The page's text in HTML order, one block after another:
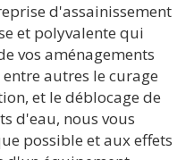
d'assainissement
et polyvalente qui
vos aménagements
autres le curage
et le déblocage de
d'eau, nous vous
possible et aux effets